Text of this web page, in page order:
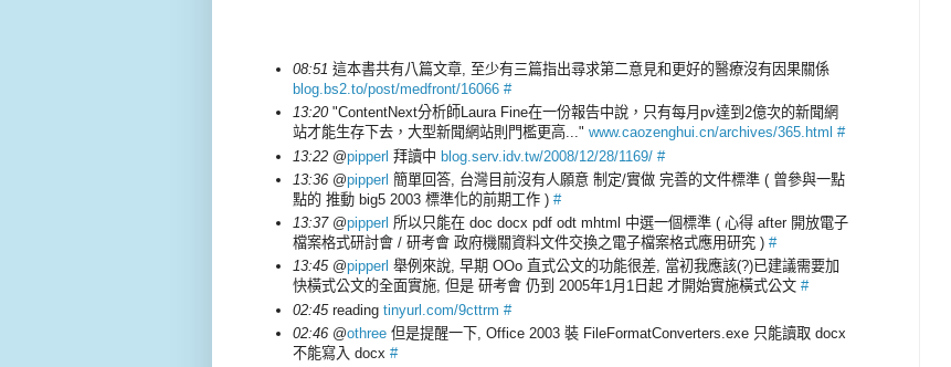
08:51 這本書共有八篇文章, 至少有三篇指出尋求第二意見和更好的醫療沒有因果關係
blog.bs2.to/post/medfront/16066 #
13:20 "ContentNext分析師Laura Fine在一份報告中說，只有每月pv達到2億次的新聞網
站才能生存下去，大型新聞網站則門檻更高..." www.caozenghui.cn/archives/365.html #
13:22 @pipperl 拜讀中 blog.serv.idv.tw/2008/12/28/1169/ #
13:36 @pipperl 簡單回答, 台灣目前沒有人願意 制定/實做 完善的文件標準 ( 曾參與一點
點的 推動 big5 2003 標準化的前期工作 ) #
13:37@pipperl 所以只能在 doc docx pdf odt mhtml 中選一個標準 ( 心得 after 開放電子
檔案格式研討會 / 研考會 政府機關資料文件交換之電子檔案格式應用研究 ) #
13:45@pipperl 舉例來說, 早期 OOo 直式公文的功能很差, 當初我應該(?)已建議需要加
快橫式公文的全面實施, 但是 研考會 仍到 2005年1月1日起 才開始實施橫式公文 #
02:45reading tinyurl.com/9cttrm #
02:46 @othree 但是提醒一下, Office 2003 裝 FileFormatConverters.exe 只能讀取 docx
不能寫入 docx #